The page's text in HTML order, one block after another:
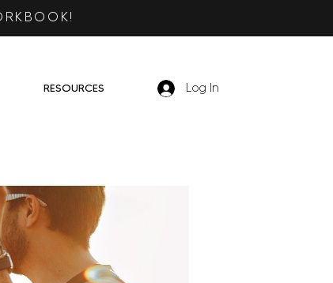
RESOURCES Log In